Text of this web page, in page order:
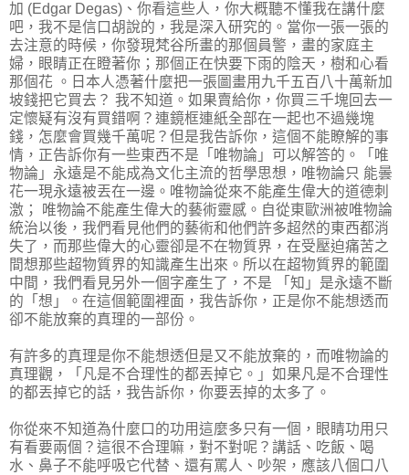
加 (Edgar Degas)、你看這些人，你大概聽不懂我在講什麼
吧，我不是信口胡說的，我是深入研究的。當你一張一張的
去注意的時候，你發現梵谷所畫的那個員警，畫的家庭主
婦，眼睛正在瞪著你；那個正在快要下雨的陰天，樹和心看
那個花 。日本人憑著什麼把一張圖畫用九千五百八十萬新加
坡錢把它買去？ 我不知道。如果賣給你，你買三千塊回去一
定懷疑有沒有買錯啊？連鏡框連紙全部在一起也不過幾塊
錢，怎麼會買幾千萬呢？但是我告訴你，這個不能瞭解的事
情，正告訴你有一些東西不是「唯物論」可以解答的。「唯
物論」永遠是不能成為文化主流的哲學思想，唯物論只 能曇
花一現永遠被丟在一邊。唯物論從來不能產生偉大的道德刺
激； 唯物論不能產生偉大的藝術靈感。自從東歐洲被唯物論
統治以後，我們看見他們的藝術和他們許多超然的東西都消
失了，而那些偉大的心靈卻是不在物質界，在受壓迫痛苦之
間想那些超物質界的知識產生出來。所以在超物質界的範圍
中間，我們看見另外一個字產生了，不是 「知」是永遠不斷
的「想」。在這個範圍裡面，我告訴你，正是你不能想透而
卻不能放棄的真理的一部份。
有許多的真理是你不能想透但是又不能放棄的，而唯物論的
真理觀，「凡是不合理性的都丟掉它。」如果凡是不合理性
的都丟掉它的話，我告訴你，你要丟掉的太多了。
你從來不知道為什麼口的功用這麼多只有一個，眼睛功用只
有看要兩個？這很不合理嘛，對不對呢？講話、吃飯、喝
水、鼻子不能呼吸它代替、還有罵人、吵架，應該八個口八